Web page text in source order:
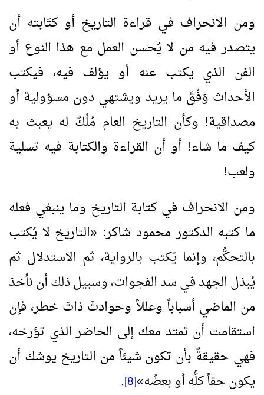
ومن الانحراف في قراءة التاريخ أو كتَابته أن
يتصدر فيه من لا يُحسن العمل مع هذا النوع أو
الفن الذي يكتب عنه أو يؤلف فيه، فيكتب
الأحداث وَفْقَ ما يريد ويشتهي دون مسؤولية أو
مصداقية! وكأن التاريخ العام مُلْكٌ له يعبث به
كيف ما شاء! أو أن القراءة والكتابة فيه تسلية
ولعب!
ومن الانحراف في كتابة التاريخ وما ينبغي فعله
ما كتبه الدكتور محمود شاكر: «التاريخ لا يُكتب
بالتحكُّم، وإنما يُكتب بالرواية، ثم الاستدلال ثم
يُبذل الجهد في سد الفجوات، وسبيل ذلك أن نأخذ
من الماضي أسباباً وعللاً وحوادثَ ذاتَ خطر، فإن
استقامت أن تمتد معك إلى الحاضر الذي تؤرخه،
فهي حقيقةٌ بأن تكون شيئاً من التاريخ يوشك أن
يكون حقاً كلُّه أو بعضُه»
[8]
.